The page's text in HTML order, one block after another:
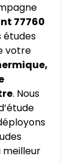
77760
études
votre
. Nous
meilleur